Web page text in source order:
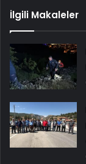
İlgili Makaleler